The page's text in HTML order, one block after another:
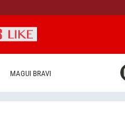
MAGUI BRAVI